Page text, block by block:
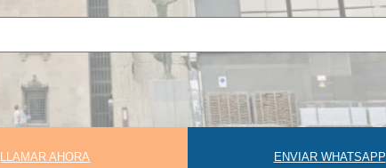
LLAMAR AHORA ENVIAR WHATSAPP